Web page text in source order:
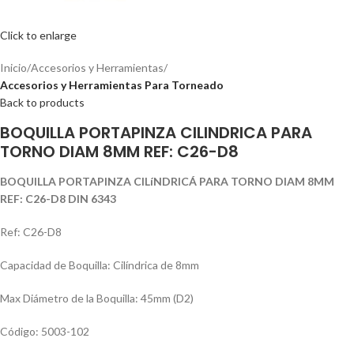
Click to enlarge
Inicio Accesorios y Herramientas
Accesorios y Herramientas Para Torneado
Back to products
BOQUILLA PORTAPINZA CILINDRICA PARA
TORNO DIAM 8MM REF: C26-D8
BOQUILLA PORTAPINZA CILíNDRICÁ PARA TORNO DIAM 8MM
REF: C26-D8 DIN 6343
Ref: C26-D8
Capacidad de Boquilla: Cilí­ndrica de 8mm
Max Diámetro de la Boquilla: 45mm (D2)
Código: 5003-102